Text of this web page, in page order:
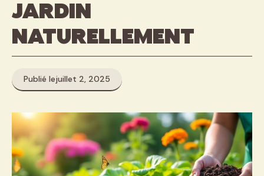
jardin
naturellement
Publié lejuillet 2, 2025